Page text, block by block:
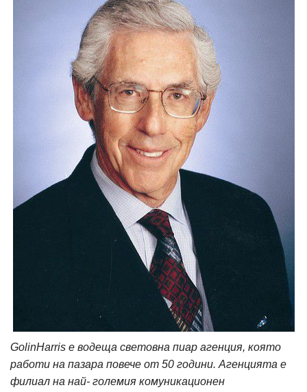
GolinHarris е водеща световна пиар агенция, която
работи на пазара повече от 50 години. Агенцията е
филиал на най- големия комуникационен